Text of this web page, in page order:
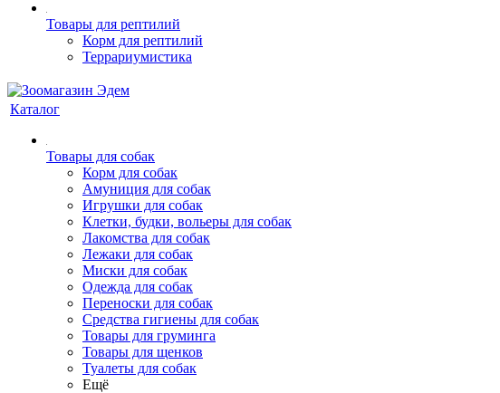
Товары для рептилий
Корм для рептилий
Террариумистика
Каталог
Товары для собак
Корм для собак
Амуниция для собак
Игрушки для собак
Клетки, будки, вольеры для собак
Лакомства для собак
Лежаки для собак
Миски для собак
Одежда для собак
Переноски для собак
Средства гигиены для собак
Товары для груминга
Товары для щенков
Туалеты для собак
Ещё